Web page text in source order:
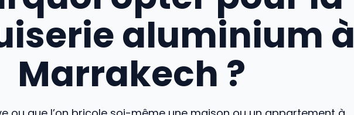
aluminium à
Marrakech ?